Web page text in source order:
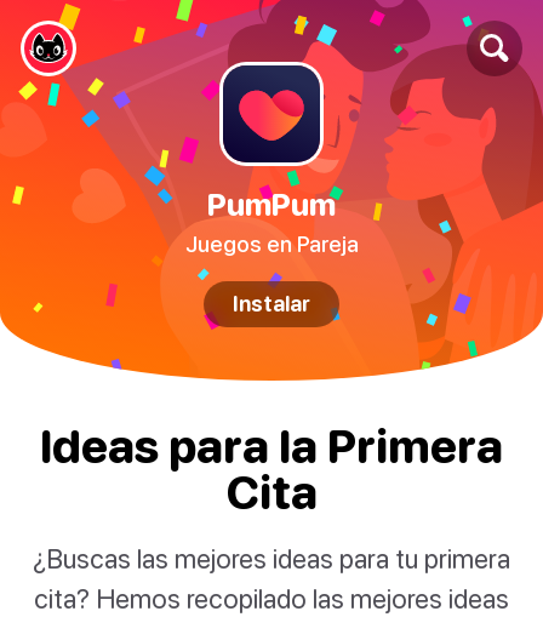
PumPum
Juegos en Pareja
Instalar
Ideas para la Primera
Cita
¿Buscas las mejores ideas para tu primera
cita? Hemos recopilado las mejores ideas